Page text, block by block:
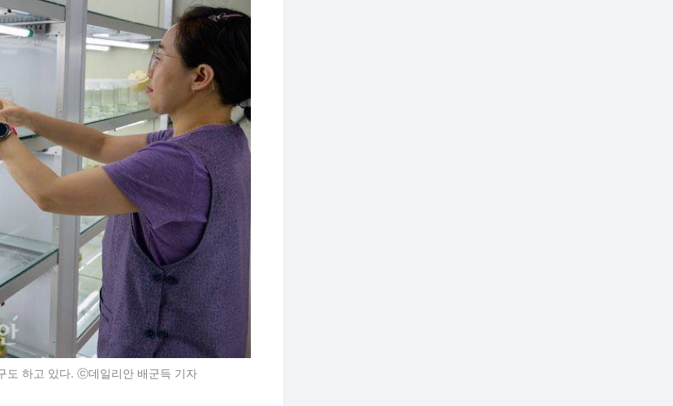
도 하고 있다. ⓒ데일리안 배군득 기자